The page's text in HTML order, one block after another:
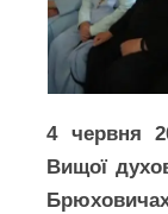
4 червня
Вищої